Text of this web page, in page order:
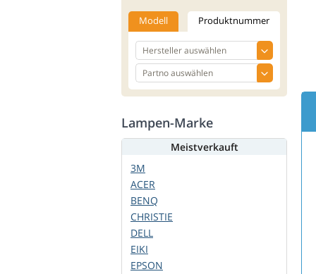
Modell Produktnummer
Lampen-Marke
Meistverkauft
3M
ACER
BENQ
CHRISTIE
DELL
EIKI
EPSON